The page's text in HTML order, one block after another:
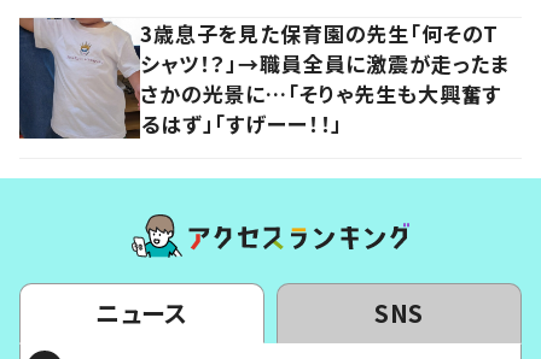
3歳息子を見た保育園の先生「何そのT
シャツ！？」→職員全員に激震が走ったま
さかの光景に…「そりゃ先生も大興奮す
るはず」「すげーー！！」
ニュース SNS